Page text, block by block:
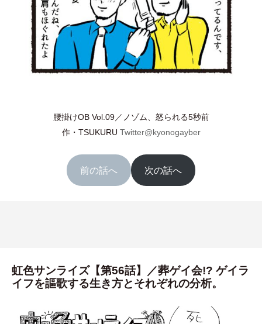
腰掛けOB Vol.09／ノゾム、怒られる5秒前
作・ TSUKURU Twitter@kyonogayber
前の話へ 次の話へ
虹色サンライズ【第56話】／葬ゲイ会!? ゲイラ
イフを謳歌する生き方とそれぞれの分析。